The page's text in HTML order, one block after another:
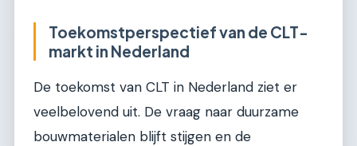
Toekomstperspectief van de CLT-
markt in Nederland
De toekomst van CLT in Nederland ziet er
veelbelovend uit. De vraag naar duurzame
bouwmaterialen blijft stijgen en de